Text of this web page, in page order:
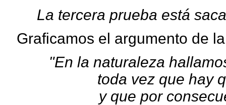
La tercera prueba está
Graficamos el argumento de
"En la naturaleza
toda vez que hay
y que por